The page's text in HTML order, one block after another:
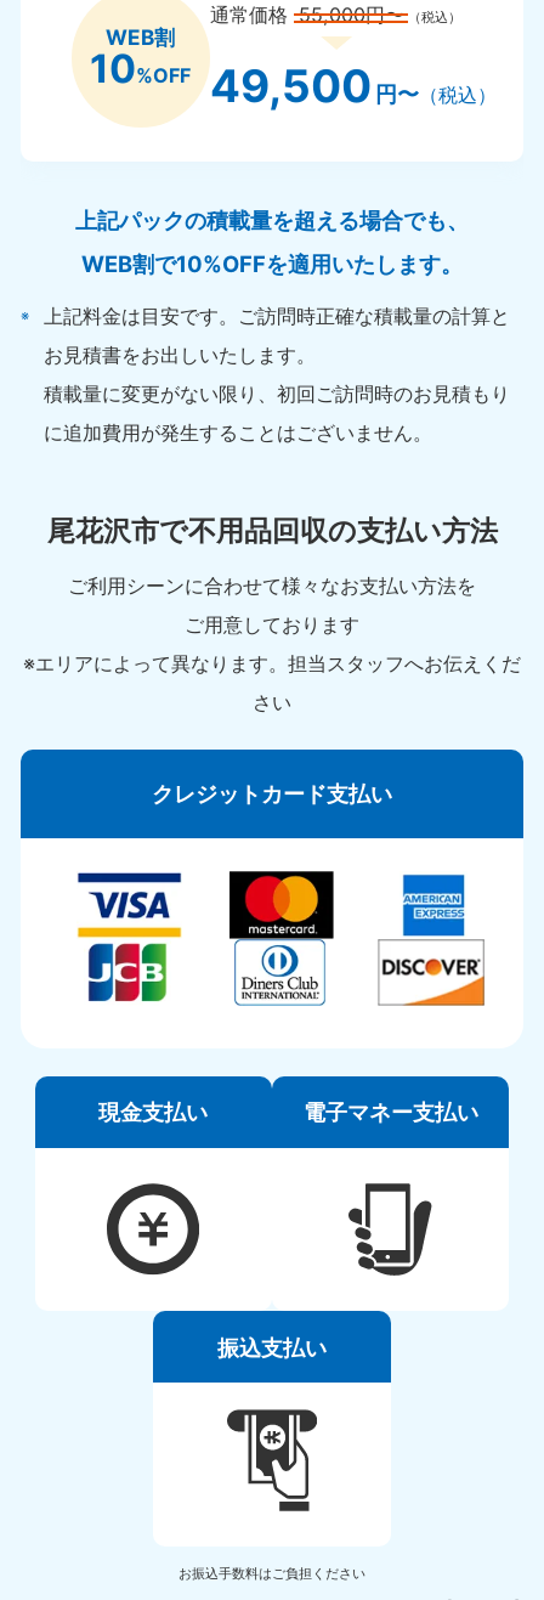
WEB割
10%OFF
通常価格55,000円〜 （税込）
49,500 円〜（税込）
上記パックの積載量を超える場合でも、
WEB割で10%OFFを適用いたします。
上記料金は目安です。ご訪問時正確な積載量の計算と
お見積書をお出しいたします。
積載量に変更がない限り、初回ご訪問時のお見積もり
に追加費用が発生することはございません。
尾花沢市で不用品回収の支払い方法
ご利用シーンに合わせて様々なお支払い方法を
ご用意しております
※エリアによって異なります。担当スタッフへお伝えくだ
さい
クレジットカード支払い
現金支払い 電子マネー支払い
振込支払い
お振込手数料はご負担ください